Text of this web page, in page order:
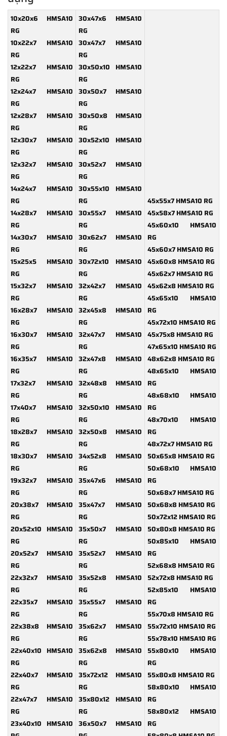
10x20x6 HMSA10
RG
10x22x7 HMSA10
RG
12x22x7 HMSA10
RG
12x24x7 HMSA10
RG
12x28x7 HMSA10
RG
12x30x7 HMSA10
RG
12x32x7 HMSA10
RG
14x24x7 HMSA10
RG
14x28x7 HMSA10
RG
14x30x7 HMSA10
RG
15x25x5 HMSA10
RG
15x32x7 HMSA10
RG
16x28x7 HMSA10
RG
16x30x7 HMSA10
RG
16x35x7 HMSA10
RG
17x32x7 HMSA10
RG
17x40x7 HMSA10
RG
18x28x7 HMSA10
RG
18x30x7 HMSA10
RG
19x32x7 HMSA10
RG
20x38x7 HMSA10
RG
20x52x10 HMSA10
RG
20x52x7 HMSA10
RG
22x32x7 HMSA10
RG
22x35x7 HMSA10
RG
22x38x8 HMSA10
RG
22x40x10 HMSA10
RG
22x40x7 HMSA10
RG
22x47x7 HMSA10
RG
23x40x10 HMSA10
30x47x6 HMSA10
RG
30x47x7 HMSA10
RG
30x50x10 HMSA10
RG
30x50x7 HMSA10
RG
30x50x8 HMSA10
RG
30x52x10 HMSA10
RG
30x52x7 HMSA10
RG
30x55x10 HMSA10
RG
30x55x7 HMSA10
RG
30x62x7 HMSA10
RG
30x72x10 HMSA10
RG
32x42x7 HMSA10
RG
32x45x8 HMSA10
RG
32x47x7 HMSA10
RG
32x47x8 HMSA10
RG
32x48x8 HMSA10
RG
32x50x10 HMSA10
RG
32x50x8 HMSA10
RG
34x52x8 HMSA10
RG
35x47x6 HMSA10
RG
35x47x7 HMSA10
RG
35x50x7 HMSA10
RG
35x52x7 HMSA10
RG
35x52x8 HMSA10
RG
35x55x7 HMSA10
RG
35x62x7 HMSA10
RG
35x62x8 HMSA10
RG
35x72x12 HMSA10
RG
35x80x12 HMSA10
RG
36x50x7 HMSA10
45x55x7 HMSA10 RG
45x58x7 HMSA10 RG
45x60x10 HMSA10
RG
45x60x7 HMSA10 RG
45x60x8 HMSA10 RG
45x62x7 HMSA10 RG
45x62x8 HMSA10 RG
45x65x10 HMSA10
RG
45x72x10 HMSA10 RG
45x75x8 HMSA10 RG
47x65x10 HMSA10 RG
48x62x8 HMSA10 RG
48x65x10 HMSA10
RG
48x68x10 HMSA10
RG
48x70x10 HMSA10
RG
48x72x7 HMSA10 RG
50x65x8 HMSA10 RG
50x68x10 HMSA10
RG
50x68x7 HMSA10 RG
50x68x8 HMSA10 RG
50x72x12 HMSA10 RG
50x80x8 HMSA10 RG
50x85x10 HMSA10
RG
52x68x8 HMSA10 RG
52x72x8 HMSA10 RG
52x85x10 HMSA10
RG
55x70x8 HMSA10 RG
55x72x10 HMSA10 RG
55x78x10 HMSA10 RG
55x80x10 HMSA10
RG
55x80x8 HMSA10 RG
58x80x10 HMSA10
RG
58x80x12 HMSA10
RG